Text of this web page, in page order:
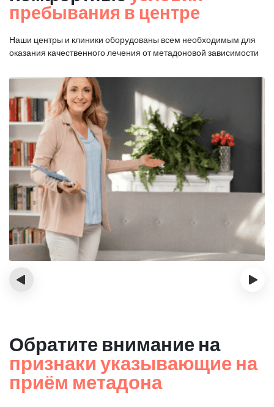
пребывания в центре
Наши центры и клиники оборудованы всем необходимым для
оказания качественного лечения от метадоновой зависимости
‹ ›
Обратите внимание на
признаки указывающие на
приём метадона